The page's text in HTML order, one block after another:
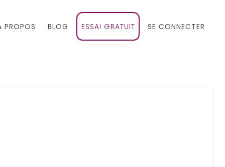
PROPOS BLOG ESSAI GRATUIT SE CONNECTER